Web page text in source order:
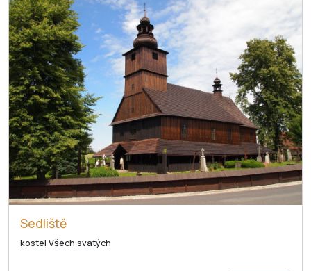
Sedliště
kostel Všech svatých